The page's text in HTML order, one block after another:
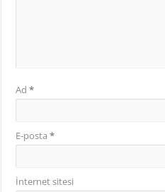
Ad*
E-posta*
İnternet sitesi